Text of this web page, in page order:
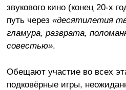
звукового кино (конец 20-х
путь через«десятилетия
гламура, разврата,
совестью».
Обещают участие во всех
подковёрные игры,